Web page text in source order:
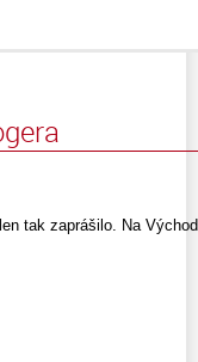
tak zaprášilo. Na